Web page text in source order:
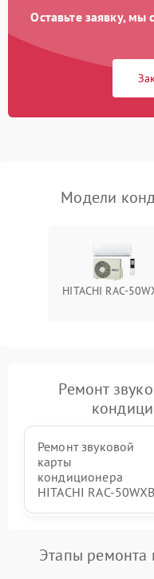
вентилятора
Оставьте заявку,
Модели
HITACHI RAC-
Ремонт
Ремонт звуковой
карты
кондиционера
HITACHI RAC-50WXB
Этапы ремонта